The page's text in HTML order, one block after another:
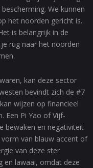
We kunnen
het noorden gericht is.
is belangrijk in de
rug naar het noorden
kan deze sector
bevindt zich de #7
wijzen op financieel
Een Pi Yao of Vijf-
bewaken en negativiteit
van blauw accent of
van deze ster
en lawaai, omdat deze